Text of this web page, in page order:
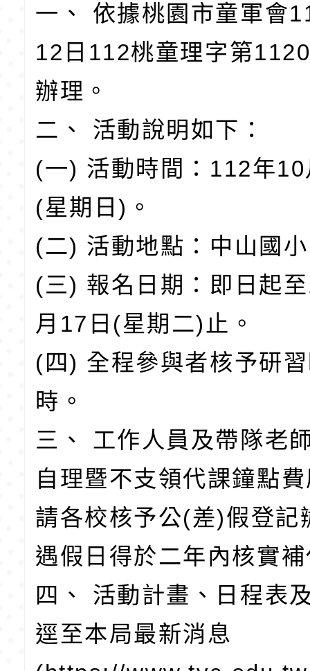
一、 依據桃園市童軍會
12日112桃童理字第
辦理。
二、 活動說明如下：
(一) 活動時間：112年
(星期日)。
(二) 活動地點：中山國
(三) 報名日期：即日起
月17日(星期二)止。
(四) 全程參與者核予研
時。
三、 工作人員及帶隊老
自理暨不支領代課鐘點
請各校核予公(差)假登記
遇假日得於二年內核實
四、 活動計畫、日程表
逕至本局最新消息